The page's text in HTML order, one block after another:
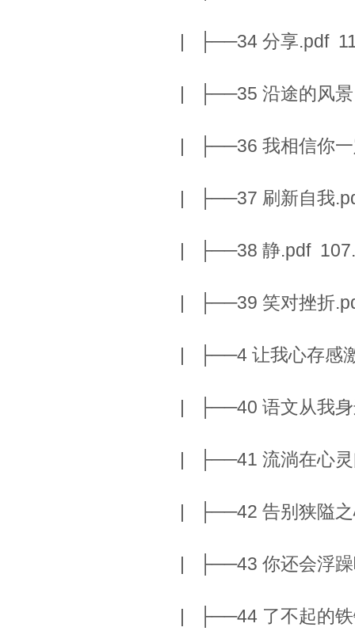
| ├──34 分享.pdf
| ├──35 沿途的风
| ├──36 我相信你一
| ├──37 刷新自我
| ├──38 静.pdf
| ├──39 笑对挫折
| ├──4 让我心存感
| ├──40 语文从我身
| ├──41 流淌在心
| ├──42 告别狭隘
| ├──43 你还会浮
| ├──44 了不起的